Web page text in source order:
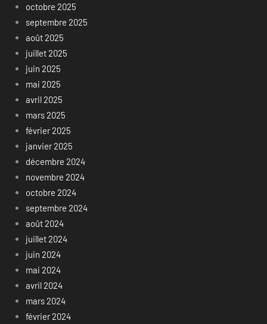
octobre 2025
septembre 2025
août 2025
juillet 2025
juin 2025
mai 2025
avril 2025
mars 2025
février 2025
janvier 2025
décembre 2024
novembre 2024
octobre 2024
septembre 2024
août 2024
juillet 2024
juin 2024
mai 2024
avril 2024
mars 2024
février 2024